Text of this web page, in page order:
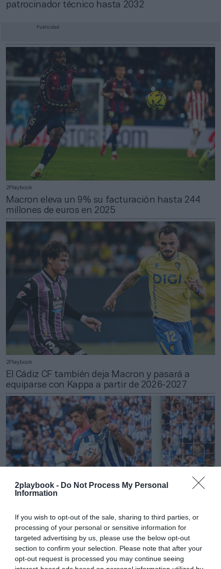
2playbook - Do Not Process My Personal
Information
If you wish to opt-out of the sale, sharing to third parties, or
processing of your personal or sensitive information for
targeted advertising by us, please use the below opt-out
section to confirm your selection. Please note that after your
opt-out request is processed you may continue seeing
patrocinador técnico hasta 2032
Publicidad
2Playbook
Macron eleva un 9% su facturación hasta 244
millones de euros en 2025
2Playbook
El Cádiz CF también deja Macron y pasará a
equiparse con Kappa a partir de 2026-2027
2Playbook
La Real Sociedad ‘muda’ de piel y firma con Joma
a partir de 2026-2027